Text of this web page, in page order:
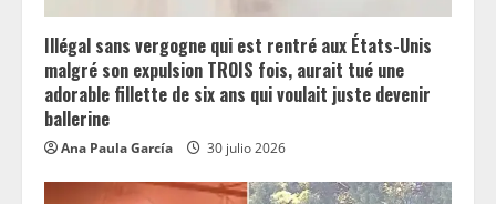
Illégal sans vergogne qui est rentré aux États-Unis
malgré son expulsion TROIS fois, aurait tué une
adorable fillette de six ans qui voulait juste devenir
ballerine
Ana Paula García 30 julio 2026